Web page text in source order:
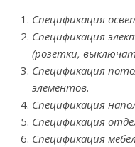
Спецификация
Спецификация
(розетки,
Спецификация
элементов.
Спецификация
Спецификация
Спецификация